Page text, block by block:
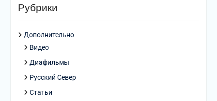
Рубрики
Дополнительно
Видео
Диафильмы
Русский Север
Статьи